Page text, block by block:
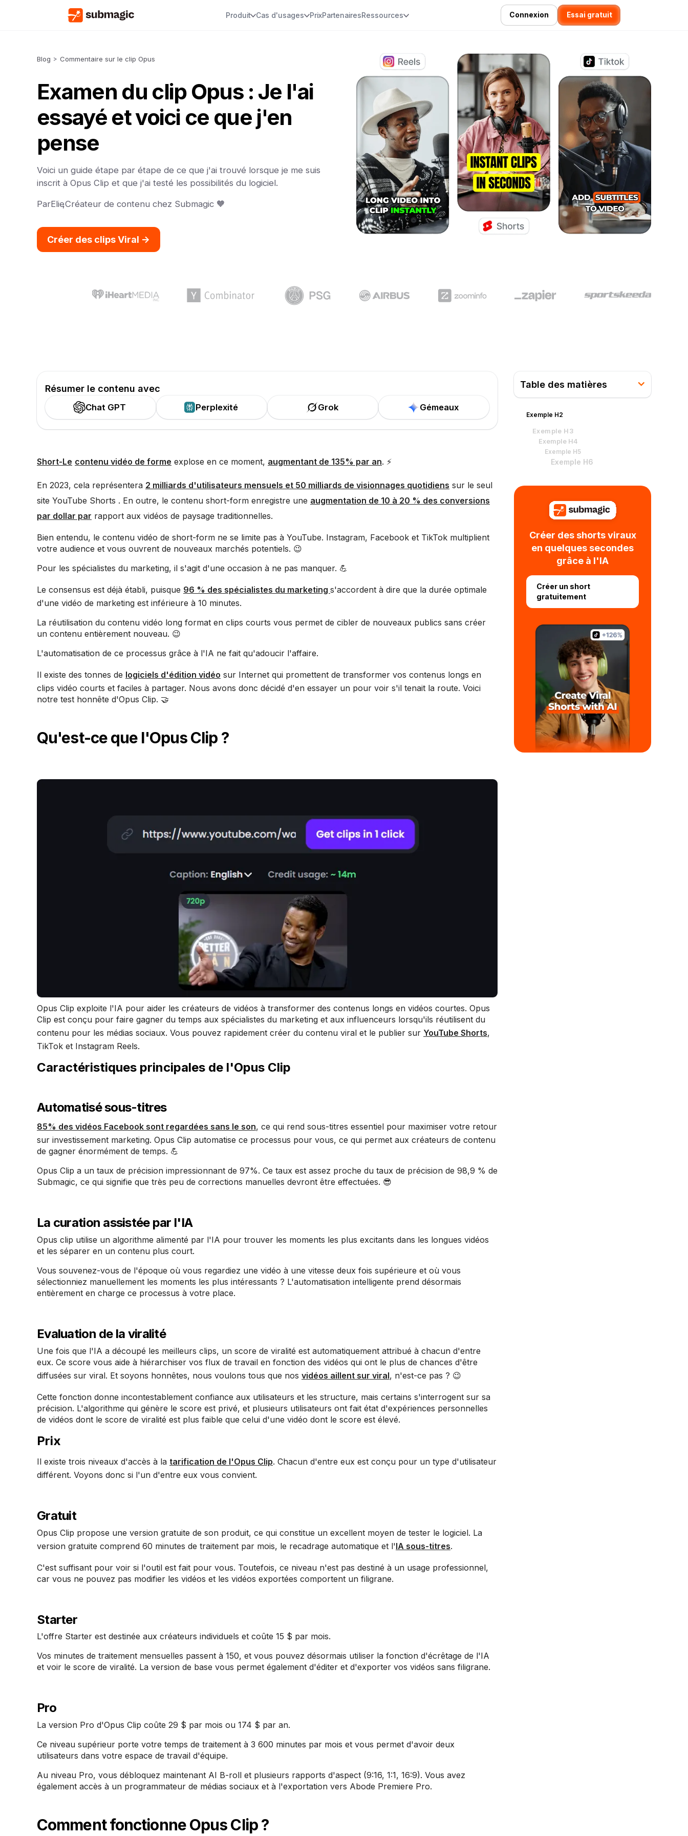
Produit Cas d'usages PrixPartenairesRessources Connexion Essai gratuit
Blog > Commentaire sur le clip Opus
Examen du clip Opus : Je l'ai
essayé et voici ce que j'en
pense
Voici un guide étape par étape de ce que j'ai trouvé lorsque je me suis
inscrit à Opus Clip et que j'ai testé les possibilités du logiciel.
ParElie,Créateur de contenu chez Submagic 🧡
Créer des clips Viral ->
Résumer le contenu avec
Chat GPT Perplexité Grok Gémeaux
Short-Le contenu vidéo de forme explose en ce moment, augmentant de 135% par an. ⚡
En 2023, cela représentera 2 milliards d'utilisateurs mensuels et 50 milliards de visionnages quotidiens sur le seul
site YouTube Shorts . En outre, le contenu short-form enregistre une augmentation de 10 à 20 % des conversions
par dollar par rapport aux vidéos de paysage traditionnelles.
Bien entendu, le contenu vidéo de short-form ne se limite pas à YouTube. Instagram, Facebook et TikTok multiplient
votre audience et vous ouvrent de nouveaux marchés potentiels. 😉
Pour les spécialistes du marketing, il s'agit d'une occasion à ne pas manquer. 💪
Le consensus est déjà établi, puisque 96 % des spécialistes du marketing s'accordent à dire que la durée optimale
d'une vidéo de marketing est inférieure à 10 minutes.
La réutilisation du contenu vidéo long format en clips courts vous permet de cibler de nouveaux publics sans créer
un contenu entièrement nouveau. 😉
L'automatisation de ce processus grâce à l'IA ne fait qu'adoucir l'affaire.
Il existe des tonnes de logiciels d'édition vidéo sur Internet qui promettent de transformer vos contenus longs en
clips vidéo courts et faciles à partager. Nous avons donc décidé d'en essayer un pour voir s'il tenait la route. Voici
notre test honnête d'Opus Clip. 🤝
Qu'est-ce que l'Opus Clip ?
Opus Clip exploite l'IA pour aider les créateurs de vidéos à transformer des contenus longs en vidéos courtes. Opus
Clip est conçu pour faire gagner du temps aux spécialistes du marketing et aux influenceurs lorsqu'ils réutilisent du
contenu pour les médias sociaux. Vous pouvez rapidement créer du contenu viral et le publier sur YouTube Shorts,
TikTok et Instagram Reels.
Caractéristiques principales de l'Opus Clip
Automatisé sous-titres
85% des vidéos Facebook sont regardées sans le son, ce qui rend sous-titres essentiel pour maximiser votre retour
sur investissement marketing. Opus Clip automatise ce processus pour vous, ce qui permet aux créateurs de contenu
de gagner énormément de temps. 💪
Opus Clip a un taux de précision impressionnant de 97%. Ce taux est assez proche du taux de précision de 98,9 % de
Submagic, ce qui signifie que très peu de corrections manuelles devront être effectuées. 😎
La curation assistée par l'IA
Opus clip utilise un algorithme alimenté par l'IA pour trouver les moments les plus excitants dans les longues vidéos
et les séparer en un contenu plus court.
Vous souvenez-vous de l'époque où vous regardiez une vidéo à une vitesse deux fois supérieure et où vous
sélectionniez manuellement les moments les plus intéressants ? L'automatisation intelligente prend désormais
entièrement en charge ce processus à votre place.
Evaluation de la viralité
Une fois que l'IA a découpé les meilleurs clips, un score de viralité est automatiquement attribué à chacun d'entre
eux. Ce score vous aide à hiérarchiser vos flux de travail en fonction des vidéos qui ont le plus de chances d'être
diffusées sur viral. Et soyons honnêtes, nous voulons tous que nos vidéos aillent sur viral, n'est-ce pas ? 😉
Cette fonction donne incontestablement confiance aux utilisateurs et les structure, mais certains s'interrogent sur sa
précision. L'algorithme qui génère le score est privé, et plusieurs utilisateurs ont fait état d'expériences personnelles
de vidéos dont le score de viralité est plus faible que celui d'une vidéo dont le score est élevé.
Prix
Il existe trois niveaux d'accès à la tarification de l'Opus Clip. Chacun d'entre eux est conçu pour un type d'utilisateur
différent. Voyons donc si l'un d'entre eux vous convient.
Gratuit
Opus Clip propose une version gratuite de son produit, ce qui constitue un excellent moyen de tester le logiciel. La
version gratuite comprend 60 minutes de traitement par mois, le recadrage automatique et l'IA sous-titres.
C'est suffisant pour voir si l'outil est fait pour vous. Toutefois, ce niveau n'est pas destiné à un usage professionnel,
car vous ne pouvez pas modifier les vidéos et les vidéos exportées comportent un filigrane.
Starter
L'offre Starter est destinée aux créateurs individuels et coûte 15 $ par mois.
Vos minutes de traitement mensuelles passent à 150, et vous pouvez désormais utiliser la fonction d'écrêtage de l'IA
et voir le score de viralité. La version de base vous permet également d'éditer et d'exporter vos vidéos sans filigrane.
Pro
La version Pro d'Opus Clip coûte 29 $ par mois ou 174 $ par an.
Ce niveau supérieur porte votre temps de traitement à 3 600 minutes par mois et vous permet d'avoir deux
utilisateurs dans votre espace de travail d'équipe.
Au niveau Pro, vous débloquez maintenant AI B-roll et plusieurs rapports d'aspect (9:16, 1:1, 16:9). Vous avez
également accès à un programmateur de médias sociaux et à l'exportation vers Abode Premiere Pro.
Comment fonctionne Opus Clip ?
Table des matières
Exemple H2
Exemple H3
Exemple H4
Exemple H5
Exemple H6
Créer des shorts viraux
en quelques secondes
grâce à l'IA
Créer un short
gratuitement